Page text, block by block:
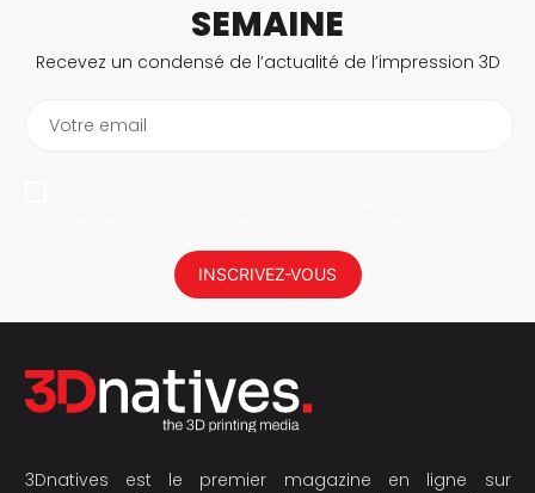
SEMAINE
Recevez un condensé de l’actualité de l’impression 3D
Votre email
INSCRIVEZ-VOUS
3Dnatives est le premier magazine en ligne sur